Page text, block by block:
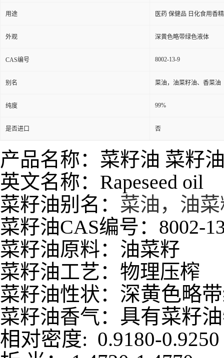
用途 医药 保健品 日化食用香
外观 深黄色略带绿色液体
CAS编号 8002-13-9
别名 菜油，油菜籽油、香菜油
纯度 99%
是否进口 否
产品名称：菜籽油 菜籽
英文名称：Rapeseed oil
菜籽油别名： 菜油，油
菜籽油CAS编号：8002-
菜籽油原料： 油菜籽
菜籽油工艺：物理压榨
菜籽油性状： 深黄色略
菜籽油香气： 具有菜籽
相对密度: 0.9180-0.9250